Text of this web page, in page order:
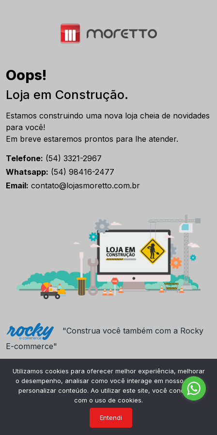
Oops!
Loja em Construção.
Estamos construindo uma nova loja cheia de novidades
para você!
Em breve estaremos prontos para lhe atender.
Telefone: (54) 3321-2967
Whatsapp: (54) 98416-2477
Email: contato@lojasmoretto.com.br
"Construa você também com a Rocky
E-commerce"
Utilizamos cookies para oferecer melhor experiência, melhorar
o desempenho, analisar como você interage em nosso site e
personalizar conteúdo. Ao utilizar este site, você concorda
com o uso de cookies.
Entendi